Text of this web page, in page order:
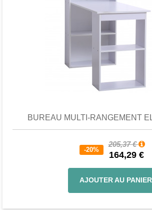
BUREAU MULTI-RANGEMENT
-20%
205,37 €
164,29 €
AJOUTER AU PANIER
Favori